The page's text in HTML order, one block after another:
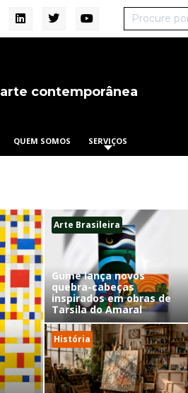
contemporânea
QUEM SOMOS SERVIÇOS
Arte Brasileira
Gume lança novos
quebra-cabeças
inspirados em obras de
Tarsila do Amaral
História